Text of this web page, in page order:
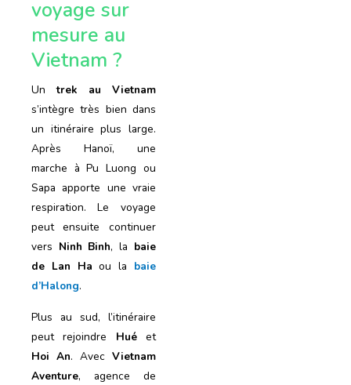
voyage sur
mesure au
Vietnam ?
Untrek au Vietnam
s’intègre très bien dans
un itinéraire plus large.
Après Hanoï, une
marche à Pu Luong ou
Sapa apporte une vraie
respiration. Le voyage
peut ensuite continuer
vers Ninh Binh, la baie
de Lan Ha ou la baie
d’Halong.
Plus au sud, l’itinéraire
peut rejoindre Huéet
Hoi An. Avec Vietnam
Aventure, agence de